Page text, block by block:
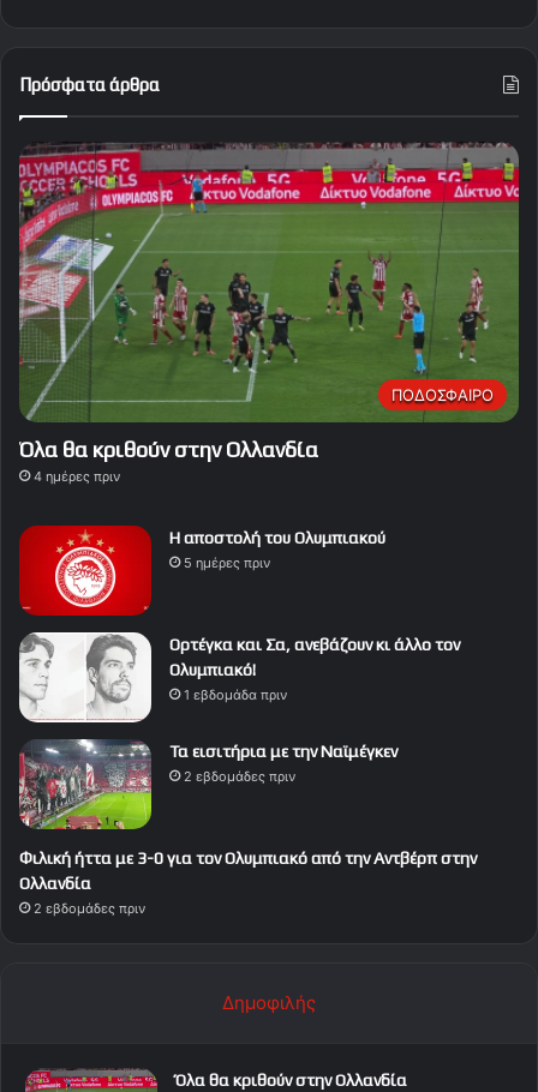
Πρόσφατα άρθρα
ΠΟΔΟΣΦΑΙΡΟ
Όλα θα κριθούν στην Ολλανδία
4 ημέρες πριν
Η αποστολή του Ολυμπιακού
5 ημέρες πριν
Ορτέγκα και Σα, ανεβάζουν κι άλλο τον
Ολυμπιακό!
1 εβδομάδα πριν
Τα εισιτήρια με την Ναϊμέγκεν
2 εβδομάδες πριν
Φιλική ήττα με 3-0 για τον Ολυμπιακό από την Αντβέρπ στην
Ολλανδία
2 εβδομάδες πριν
Δημοφιλής
Όλα θα κριθούν στην Ολλανδία